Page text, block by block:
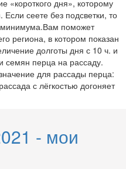
«короткого дня», которому
сеете без подсветки, то
минимума.Вам поможет
региона, в котором показан
долготы дня с 10 ч. и
семян перца на рассаду.
для рассады перца:
с лёгкостью догоняет
- мои